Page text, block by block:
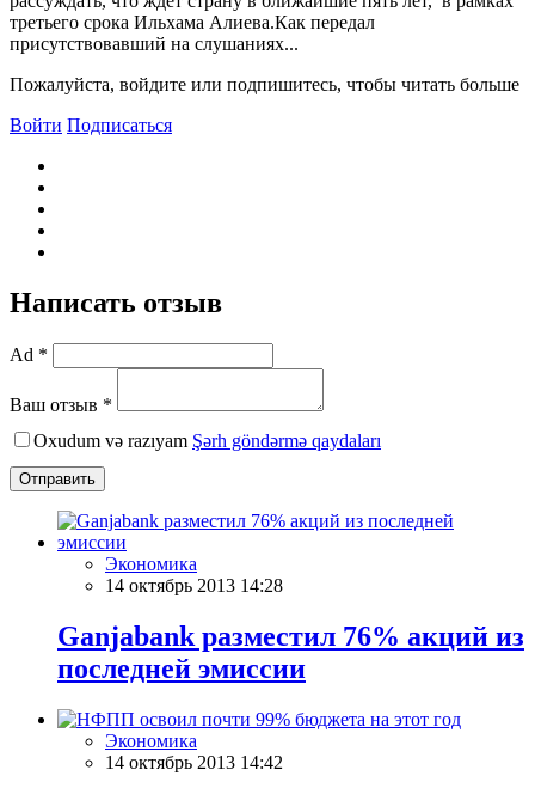
третьего срока Ильхама Алиева.Как передал
присутствовавший на слушаниях...
Пожалуйста, войдите или подпишитесь, чтобы читать больше
Войти Подписаться
Написать отзыв
Ad *
Ваш отзыв *
Oxudum və razıyam Şərh göndərmə qaydaları
Отправить
Экономика
14 октябрь 2013 14:28
Ganjabank разместил 76% акций из
последней эмиссии
Экономика
14 октябрь 2013 14:42